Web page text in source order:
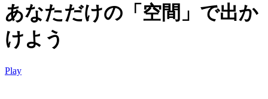
あなただけの「空間」で出か
けよう
Play